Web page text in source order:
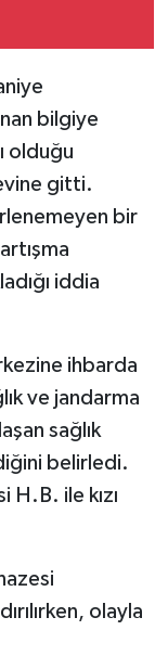
bilgiye
olduğu
gitti.
bir
iddia
ihbarda
ve jandarma
sağlık
belirledi.
H.B. ile kızı
olayla